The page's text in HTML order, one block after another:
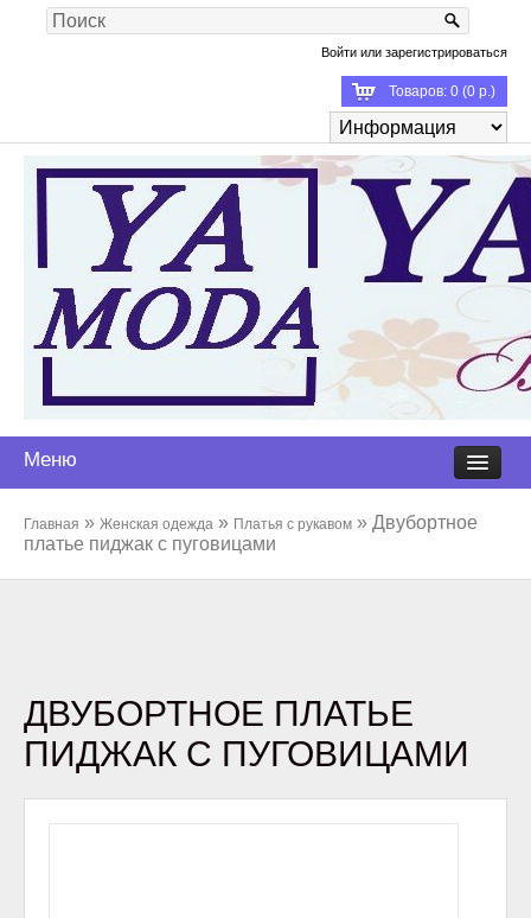
Войти или зарегистрироваться
Товаров: 0 (0 р.)
Меню
Главная » Женская одежда » Платья с рукавом » Двубортное
платье пиджак с пуговицами
ДВУБОРТНОЕ ПЛАТЬЕ
ПИДЖАК С ПУГОВИЦАМИ